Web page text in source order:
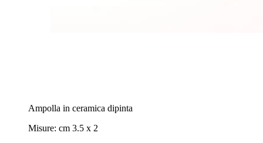
Ampolla in ceramica dipinta
Misure: cm 3.5 x 2